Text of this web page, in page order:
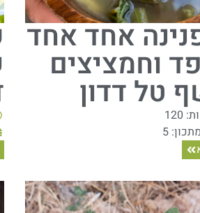
אחד אחד
וחמציצים
טל דדון
5